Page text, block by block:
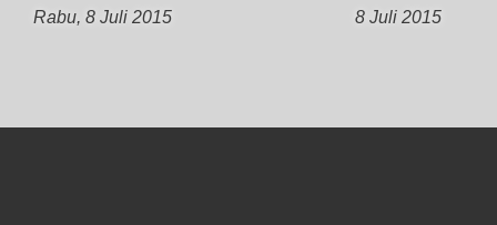
Rabu, 8 Juli 2015 8 Juli 2015